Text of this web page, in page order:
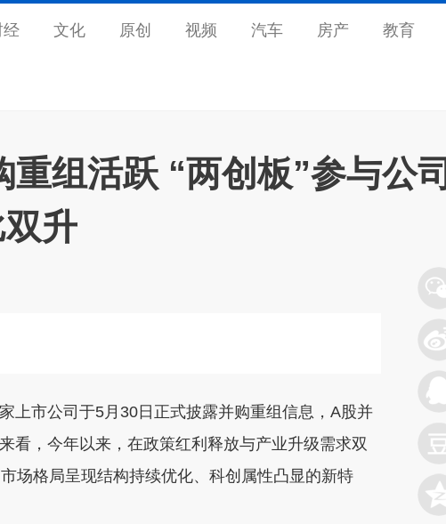
经 文化 原创 视频 汽车 房产 教育
组活跃 “两创板”参与公司
升
市公司于5月30日正式披露并购重组信息，A股并
看，今年以来，在政策红利释放与产业升级需求双
场格局呈现结构持续优化、科创属性凸显的新特